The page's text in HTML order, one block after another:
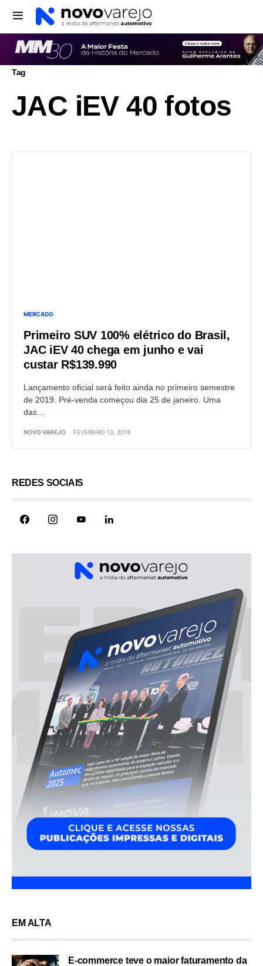
Tag
JAC iEV 40 fotos
MERCADO
Primeiro SUV 100% elétrico do Brasil,
JAC iEV 40 chega em junho e vai
custar R$139.990
Lançamento oficial será feito ainda no primeiro semestre
de 2019. Pré-venda começou dia 25 de janeiro. Uma
das…
NOVO VAREJO FEVEREIRO 13, 2019
REDES SOCIAIS
EM ALTA
E-commerce teve o maior faturamento da